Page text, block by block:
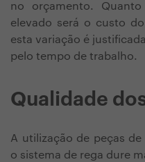
no orçamento.
elevado será o custo
esta variação é
pelo tempo de trabalho.
Qualidade
A utilização de peças
o sistema de rega dure